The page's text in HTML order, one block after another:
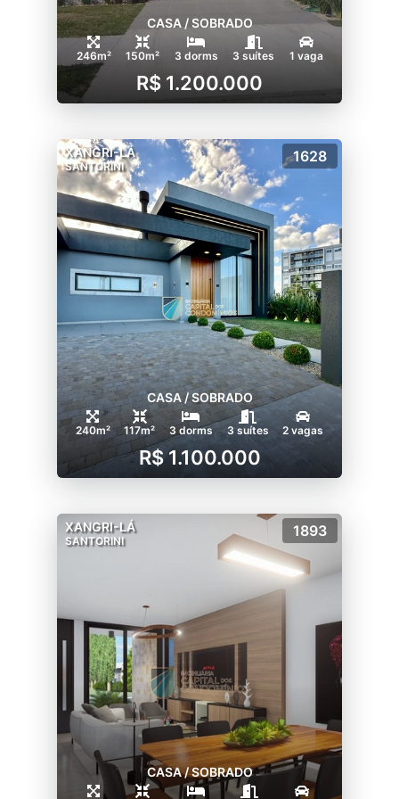
CASA / SOBRADO
246m² 150m² 3 dorms 3 suítes 1 vaga
R$ 1.200.000
XANGRI-LÁ
SANTORINI
1628
CASA / SOBRADO
240m² 117m² 3 dorms 3 suítes 2 vagas
R$ 1.100.000
XANGRI-LÁ
SANTORINI
1893
CASA / SOBRADO